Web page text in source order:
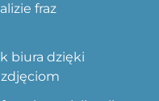
fraz
biura dzięki